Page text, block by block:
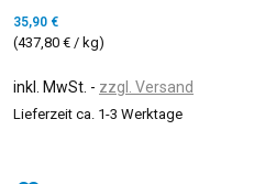
35,90 €
(437,80 € / kg)
inkl. MwSt. zzgl. Versand
Lieferzeit ca. 1-3 Werktage